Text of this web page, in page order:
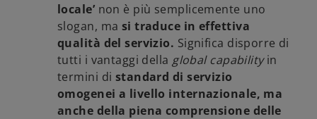
locale’ non è più semplicemente uno
slogan, ma si traduce in effettiva
qualità del servizio. Significa disporre di
tutti i vantaggi della global capabilityin
termini di standard di servizio
omogenei a livello internazionale, ma
anche della piena comprensione delle